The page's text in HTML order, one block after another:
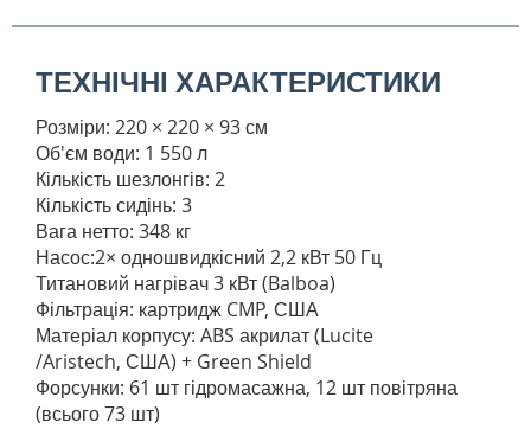
ТЕХНІЧНІ ХАРАКТЕРИСТИКИ
Розміри: 220 × 220 × 93 см
Об'єм води: 1 550 л
Кількість шезлонгів: 2
Кількість сидінь: 3
Вага нетто: 348 кг
Насос:2× одношвидкісний 2,2 кВт 50 Гц
Титановий нагрівач 3 кВт (Balboa)
Фільтрація: картридж CMP, США
Матеріал корпусу: ABS акрилат (Lucite
/Aristech, США) + Green Shield
Форсунки: 61 шт гідромасажна, 12 шт повітряна
(всього 73 шт)